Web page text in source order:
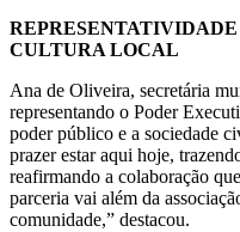
CULTURA LOCAL
Ana de Oliveira, secretária
representando o Poder
poder público e a sociedade
prazer estar aqui hoje,
reafirmando a colaboração
parceria vai além da
comunidade,” destacou.